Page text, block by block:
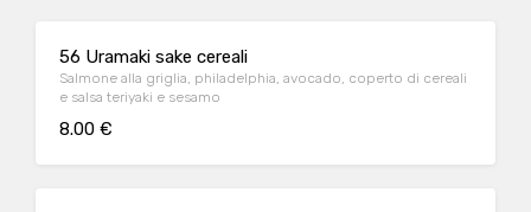
56 Uramaki sake cereali
Salmone alla griglia, philadelphia, avocado, coperto di cereali
e salsa teriyaki e sesamo
8.00 €